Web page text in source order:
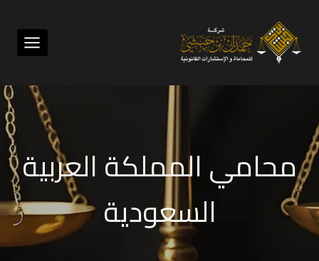
المحتوى
محامي المملكة العربية
السعودية